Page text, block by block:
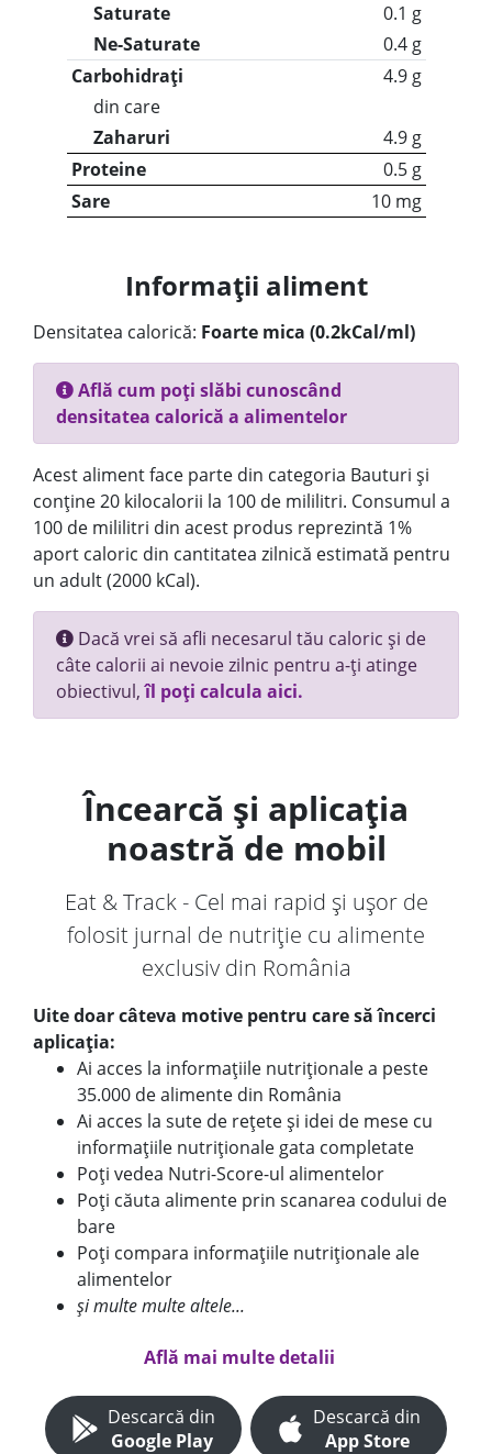
Saturate
0.1 g
Ne-Saturate
0.4 g
Carbohidrați
4.9 g
din care
Zaharuri
4.9 g
Proteine
0.5 g
Sare
10 mg
Informații aliment
Densitatea calorică: Foarte mica (0.2kCal/ml)
Află cum poți slăbi cunoscând
densitatea calorică a alimentelor
Acest aliment face parte din categoria Bauturi și
conține 20 kilocalorii la 100 de mililitri. Consumul a
100 de mililitri din acest produs reprezintă 1%
aport caloric din cantitatea zilnică estimată pentru
un adult (2000 kCal).
Dacă vrei să afli necesarul tău caloric și de
câte calorii ai nevoie zilnic pentru a-ți atinge
obiectivul,îl poți calcula aici.
Încearcă și aplicația
noastră de mobil
Eat & Track - Cel mai rapid și ușor de
folosit jurnal de nutriție cu alimente
exclusiv din România
Uite doar câteva motive pentru care să încerci
aplicația:
Ai acces la informațiile nutriționale a peste
35.000 de alimente din România
Ai acces la sute de rețete și idei de mese cu
informațiile nutriționale gata completate
Poți vedea Nutri-Score-ul alimentelor
Poți căuta alimente prin scanarea codului de
bare
Poți compara informațiile nutriționale ale
alimentelor
și multe multe altele...
Află mai multe detalii
Descarcă din
Google Play
Descarcă din
App Store